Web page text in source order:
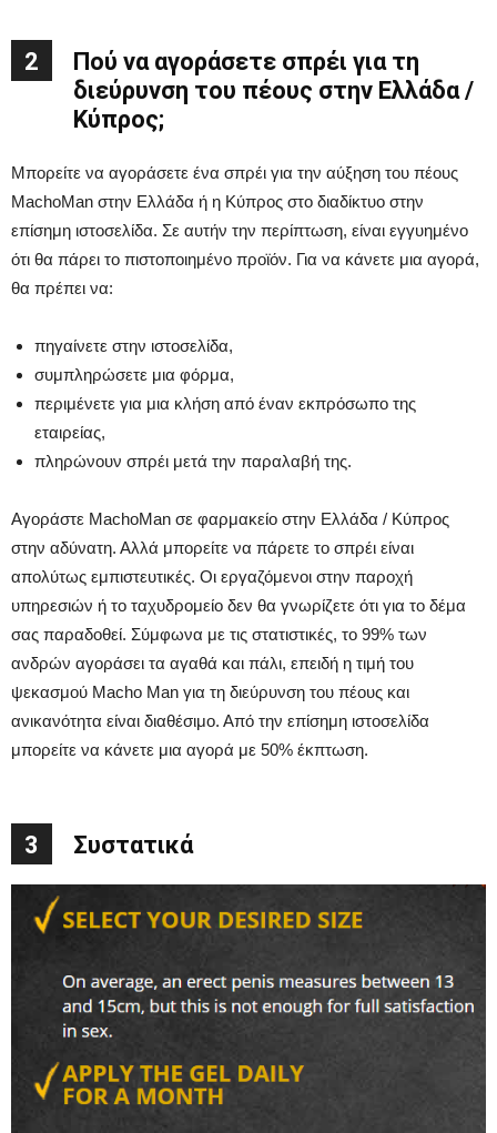
2
Πού να αγοράσετε σπρέι για τη
διεύρυνση του πέους στην Ελλάδα /
Κύπρος;
Μπορείτε να αγοράσετε ένα σπρέι για την αύξηση του πέους
MachoMan στην Ελλάδα ή η Κύπρος στο διαδίκτυο στην
επίσημη ιστοσελίδα. Σε αυτήν την περίπτωση, είναι εγγυημένο
ότι θα πάρει το πιστοποιημένο προϊόν. Για να κάνετε μια αγορά,
θα πρέπει να:
πηγαίνετε στην ιστοσελίδα,
συμπληρώσετε μια φόρμα,
περιμένετε για μια κλήση από έναν εκπρόσωπο της
εταιρείας,
πληρώνουν σπρέι μετά την παραλαβή της.
Αγοράστε MachoMan σε φαρμακείο στην Ελλάδα / Κύπρος
στην αδύνατη. Αλλά μπορείτε να πάρετε το σπρέι είναι
απολύτως εμπιστευτικές. Οι εργαζόμενοι στην παροχή
υπηρεσιών ή το ταχυδρομείο δεν θα γνωρίζετε ότι για το δέμα
σας παραδοθεί. Σύμφωνα με τις στατιστικές, το 99% των
ανδρών αγοράσει τα αγαθά και πάλι, επειδή η τιμή του
ψεκασμού Macho Man για τη διεύρυνση του πέους και
ανικανότητα είναι διαθέσιμο. Από την επίσημη ιστοσελίδα
μπορείτε να κάνετε μια αγορά με 50% έκπτωση.
3 Συστατικά